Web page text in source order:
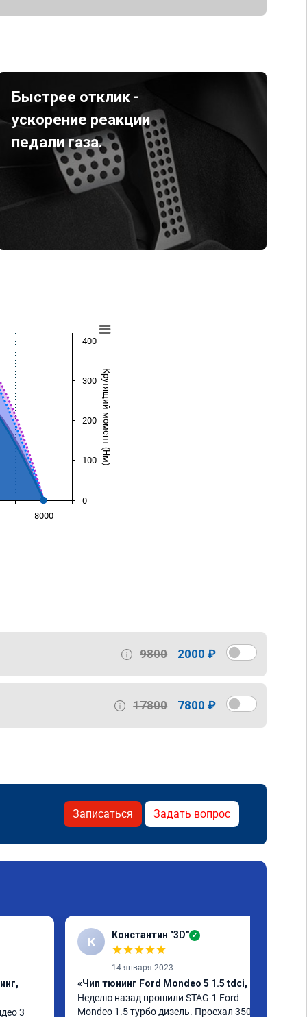
Быстрее отклик -
ускорение реакции
педали газа.
Крутящий момент (Нм)
8000
0
100
200
300
400
9800 2000 ₽
17800 7800 ₽
Записаться Задать вопрос
3
К Константин "3D" ✓
★★★★★
14 января 2023
«Чип тюнинг Ford Mondeo 5 1.5 tdci, егр»
Неделю назад прошили STAG-1 Ford
Mondeo 1.5 турбо дизель. Проехал 350км.